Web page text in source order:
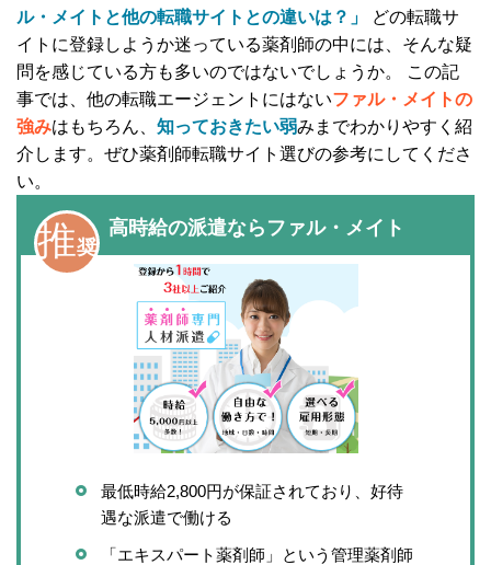
ル・メイトと他の転職サイトとの違いは？」
どの転職サ
イトに登録しようか迷っている薬剤師の中には、そんな疑
問を感じている方も多いのではないでしょうか。 この記
事では、他の転職エージェントにはないファル・メイトの
強みはもちろん、 知っておきたい弱みまでわかりやすく紹
介します。ぜひ薬剤師転職サイト選びの参考にしてくださ
い。
推奨
高時給の派遣ならファル・メイト
最低時給2,800円が保証されており、好待
遇な派遣で働ける
「エキスパート薬剤師」という管理薬剤師